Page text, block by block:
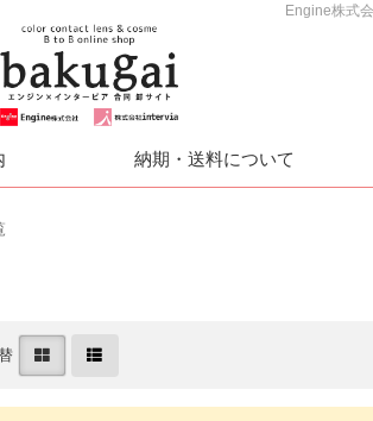
Engine株式
納期・送料について